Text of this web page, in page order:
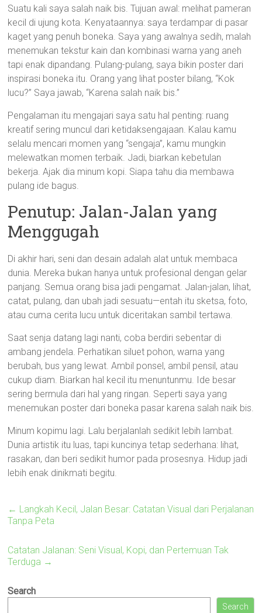
Suatu kali saya salah naik bis. Tujuan awal: melihat pameran
kecil di ujung kota. Kenyataannya: saya terdampar di pasar
kaget yang penuh boneka. Saya yang awalnya sedih, malah
menemukan tekstur kain dan kombinasi warna yang aneh
tapi enak dipandang. Pulang-pulang, saya bikin poster dari
inspirasi boneka itu. Orang yang lihat poster bilang, “Kok
lucu?” Saya jawab, “Karena salah naik bis.”
Pengalaman itu mengajari saya satu hal penting: ruang
kreatif sering muncul dari ketidaksengajaan. Kalau kamu
selalu mencari momen yang “sengaja”, kamu mungkin
melewatkan momen terbaik. Jadi, biarkan kebetulan
bekerja. Ajak dia minum kopi. Siapa tahu dia membawa
pulang ide bagus.
Penutup: Jalan-Jalan yang
Menggugah
Di akhir hari, seni dan desain adalah alat untuk membaca
dunia. Mereka bukan hanya untuk profesional dengan gelar
panjang. Semua orang bisa jadi pengamat. Jalan-jalan, lihat,
catat, pulang, dan ubah jadi sesuatu—entah itu sketsa, foto,
atau cuma cerita lucu untuk diceritakan sambil tertawa.
Saat senja datang lagi nanti, coba berdiri sebentar di
ambang jendela. Perhatikan siluet pohon, warna yang
berubah, bus yang lewat. Ambil ponsel, ambil pensil, atau
cukup diam. Biarkan hal kecil itu menuntunmu. Ide besar
sering bermula dari hal yang ringan. Seperti saya yang
menemukan poster dari boneka pasar karena salah naik bis.
Minum kopimu lagi. Lalu berjalanlah sedikit lebih lambat.
Dunia artistik itu luas, tapi kuncinya tetap sederhana: lihat,
rasakan, dan beri sedikit humor pada prosesnya. Hidup jadi
lebih enak dinikmati begitu.
← Langkah Kecil, Jalan Besar: Catatan Visual dari Perjalanan
Tanpa Peta
Catatan Jalanan: Seni Visual, Kopi, dan Pertemuan Tak
Terduga →
Search
Search